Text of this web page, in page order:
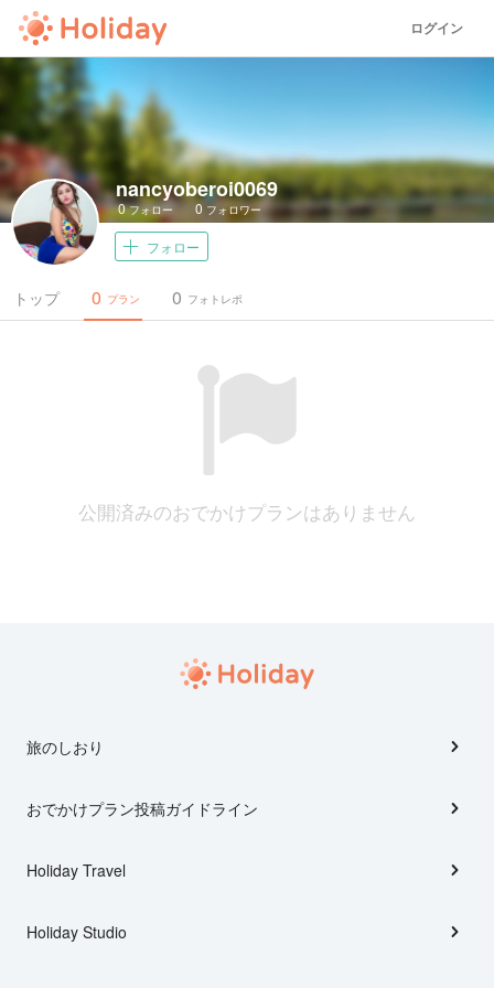
ログイン
nancyoberoi0069
0フォロー 0 フォロワー
フォロー
トップ プラン
0 フォトレポ
0
公開済みのおでかけプランはありません
旅のしおり
おでかけプラン投稿ガイドライン
Holiday Travel
Holiday Studio